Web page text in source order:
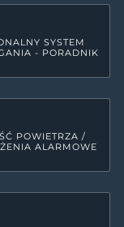
SYSTEM
- PORADNIK
POWIETRZA /
ALARMOWE